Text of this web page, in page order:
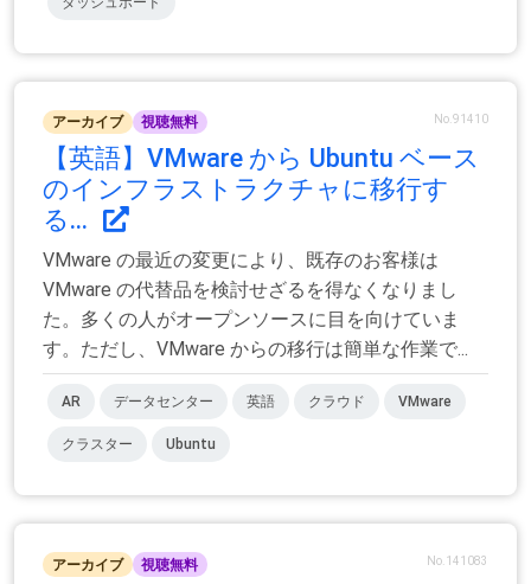
アーカイブ 視聴無料 No.91410
【英語】VMware から Ubuntu ベース
のインフラストラクチャに移行す
る...
VMware の最近の変更により、既存のお客様は
VMware の代替品を検討せざるを得なくなりまし
た。多くの人がオープンソースに目を向けていま
す。ただし、VMware からの移行は簡単な作業で...
AR データセンター 英語 クラウド VMware
クラスター Ubuntu
アーカイブ 視聴無料 No.141083